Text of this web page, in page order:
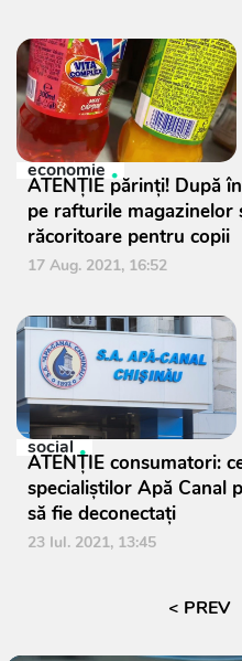
economie
ATENȚIE părinți! După
pe rafturile
răcoritoare pentru copii
17 Aug. 2021, 16:52
social
ATENȚIE consumatori:
specialiștilor Apă Canal
să fie deconectați
23 Iul. 2021, 13:45